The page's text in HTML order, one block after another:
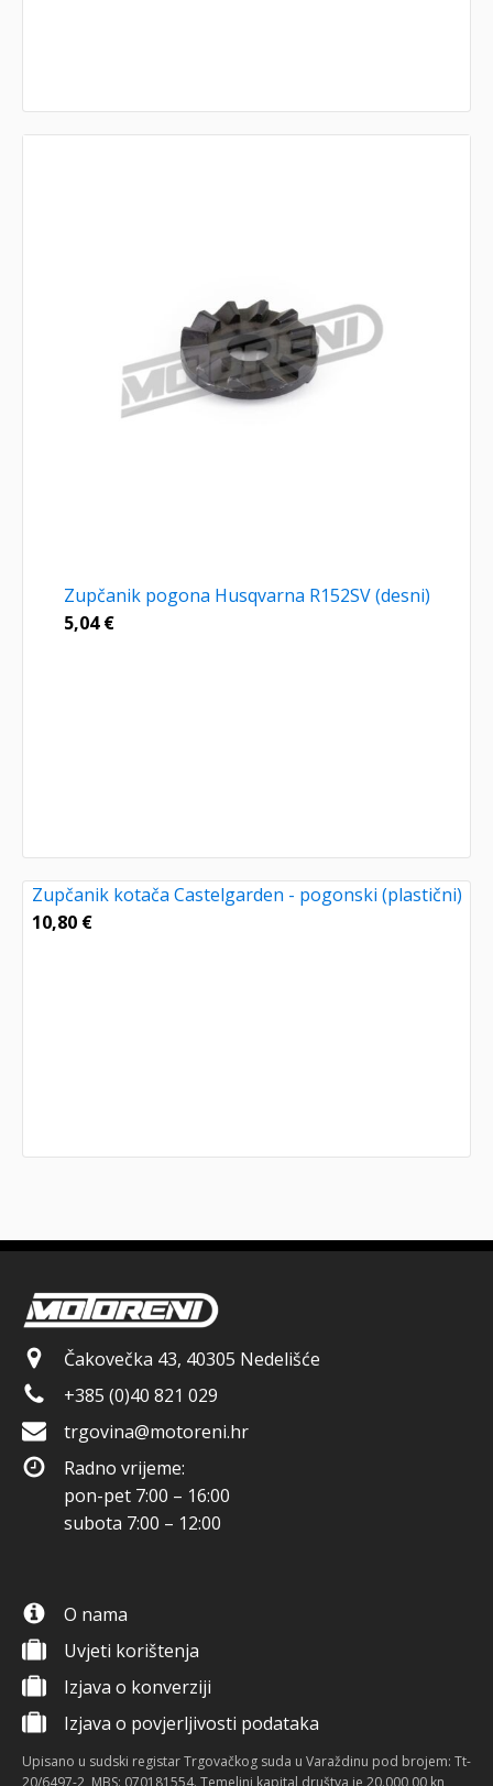
Zupčanik pogona Husqvarna R152SV (desni)
5,04€
Zupčanik kotača Castelgarden - pogonski (plastični)
10,80 €
Čakovečka 43, 40305 Nedelišće
+385 (0)40 821 029
trgovina@motoreni.hr
Radno vrijeme:
pon-pet 7:00 – 16:00
subota 7:00 – 12:00
O nama
Uvjeti korištenja
Izjava o konverziji
Izjava o povjerljivosti podataka
Upisano u sudski registar Trgovačkog suda u Varaždinu pod brojem: Tt-
20/6497-2, MBS: 070181554. Temeljni kapital društva je 20.000,00 kn